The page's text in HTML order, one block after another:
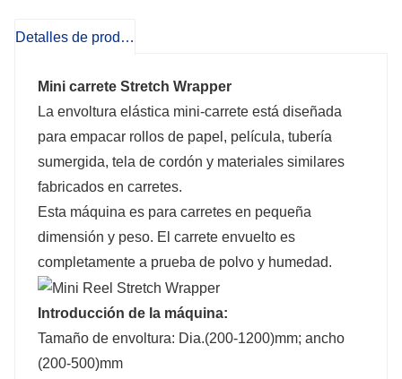
Detalles de producto
Mini carrete Stretch Wrapper
La envoltura elástica mini-carrete está diseñada
para empacar rollos de papel, película, tubería
sumergida, tela de cordón y materiales similares
fabricados en carretes.
Esta máquina es para carretes en pequeña
dimensión y peso. El carrete envuelto es
completamente a prueba de polvo y humedad.
Introducción de la máquina:
Tamaño de envoltura: Dia.(200-1200)mm; ancho
(200-500)mm